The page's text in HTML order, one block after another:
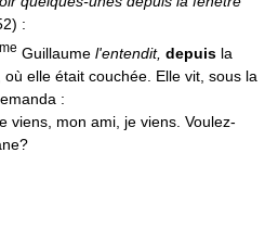
:
me Guillaume l'entendit, depuis la
elle était couchée. Elle vit, sous la
:
mon ami, je viens. Voulez-